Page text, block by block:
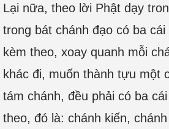
Lại nữa, theo lời Phật dạy
trong bát chánh đạo có ba
kèm theo, xoay quanh mỗi
khác đi, muốn thành tựu một
tám chánh, đều phải có ba
theo, đó là: chánh kiến,